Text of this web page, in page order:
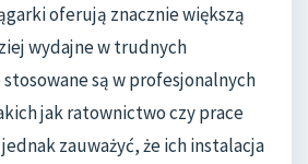
oferują znacznie większą
wydajne w trudnych
są w profesjonalnych
jak ratownictwo czy prace
zauważyć, że ich instalacja